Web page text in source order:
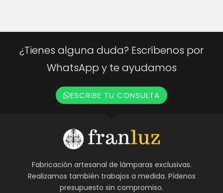
¿Tienes alguna duda? Escríbenos por
WhatsApp y te ayudamos
ESCRIBE TU CONSULTA
Fabricación artesanal de lámparas exclusivas.
Realizamos también trabajos a medida. Pídenos
presupuesto sin compromiso.